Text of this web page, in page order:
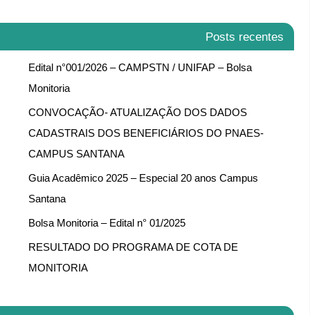
Posts recentes
Edital n°001/2026 – CAMPSTN / UNIFAP – Bolsa
Monitoria
CONVOCAÇÃO- ATUALIZAÇÃO DOS DADOS
CADASTRAIS DOS BENEFICIÁRIOS DO PNAES-
CAMPUS SANTANA
Guia Acadêmico 2025 – Especial 20 anos Campus
Santana
Bolsa Monitoria – Edital n° 01/2025
RESULTADO DO PROGRAMA DE COTA DE
MONITORIA